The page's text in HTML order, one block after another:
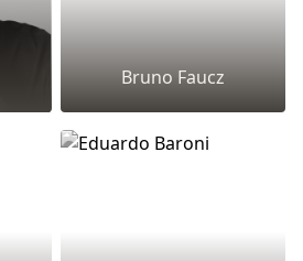
Bruno Faucz